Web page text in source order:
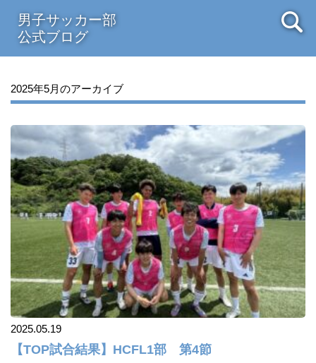
男子サッカー部
公式ブログ
2025年5月のアーカイブ
2025.05.19
【TOP試合結果】HCFL1部 第4節